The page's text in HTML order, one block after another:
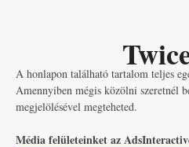
A honlapon található tartalom teljes
Amennyiben mégis közölni szeretnél
megjelölésével megteheted.
Média felületeinket az